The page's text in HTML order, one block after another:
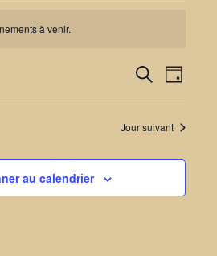
for 16 juin
à venir.
et
de
Recherche
de
Jour
Jour suivant
au calendrier